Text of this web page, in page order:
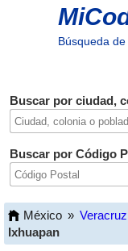
Búsqueda
Buscar por ciudad,
Buscar por Código
México »
Ixhuapan